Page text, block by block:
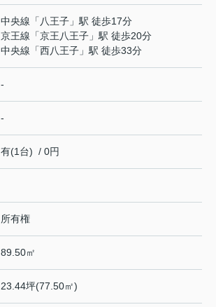
中央線 「 八王子 」駅 徒歩17分
京王線 「京王八王子 」駅 徒歩20分
中央線 「西八王子 」駅 徒歩33分
-
-
有(1台) / 0円
所有権
89.50㎡
23.44坪(77.50㎡)